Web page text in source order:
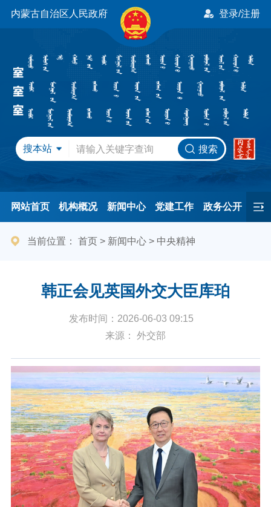
内蒙古自治区人民政府 登录/注册
搜本站 搜索
网站首页 机构概况 新闻中心 党建工作 政务公开
办事服务 民间友好 港澳事务 互动交流
当前位置： 首页> 新闻中心> 中央精神
韩正会见英国外交大臣库珀
发布时间：2026-06-03 09:15
来源： 外交部